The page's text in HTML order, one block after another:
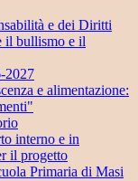
e dei Diritti
il bullismo e il
2027
e alimentazione:
interno e in
il progetto
Primaria di Masi